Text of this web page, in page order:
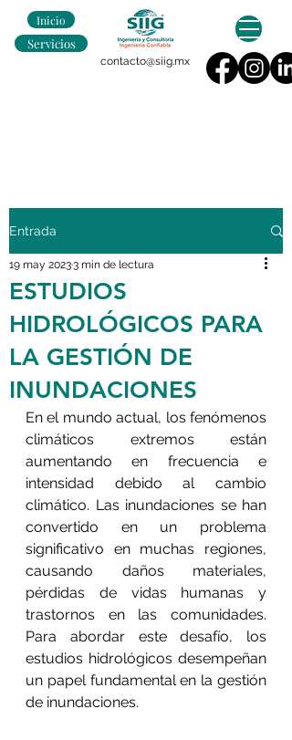
Inicio
Servicios
contacto@siig.mx
Entrada
ESTUDIOS
HIDROLÓGICOS PARA
LA GESTIÓN DE
INUNDACIONES
19 may 20233 min de lectura
En el mundo actual, los fenómenos
climáticos extremos están
aumentando en frecuencia e
intensidad debido al cambio
climático. Las inundaciones se han
convertido en un problema
significativo en muchas regiones,
causando daños materiales,
pérdidas de vidas humanas y
trastornos en las comunidades.
Para abordar este desafío, los
estudios hidrológicos desempeñan
un papel fundamental en la gestión
de inundaciones.